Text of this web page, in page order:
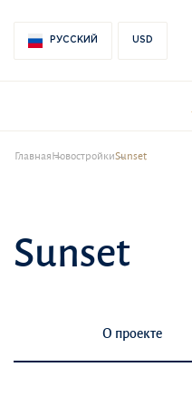
РУССКИЙ USD
ГлавнаяНовостройкиSunset
Sunset
О проекте